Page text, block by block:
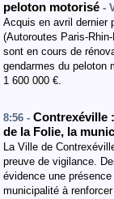
peloton motorisé -
Acquis en avril dernier
(Autoroutes Paris-
sont en cours de
gendarmes du peloton
1 600 000 €.
8:56 - Contrexéville
de la Folie, la
La Ville de
preuve de vigilance.
évidence une
municipalité à